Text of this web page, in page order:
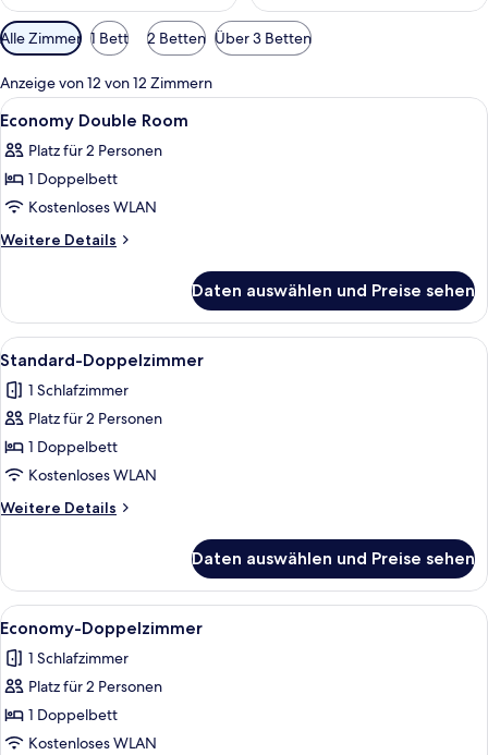
Verfügbare
Filter
für
Zimmer
Alle Zimmer 1 Bett 2 Betten Über 3 Betten
Anzeige von 12 von 12 Zimmern
Alle
Fotos
für
Economy
Double
Room
Ein ordentlich bezogenes Bett mit
1
Economy Double Room
Platz für 2 Personen
1 Doppelbett
Kostenloses WLAN
Weitere Details
Weitere
Double
Room
Daten auswählen und Preise sehen
Alle
Fotos
für
Standard-
Doppelzimmer
anzeigen
Ein Hotelzimmer mit Bett,
5
Standard-Doppelzimmer
1 Schlafzimmer
Platz für 2 Personen
1 Doppelbett
Kostenloses WLAN
Weitere Details
Weitere
Doppelzimmer
Daten auswählen und Preise sehen
Alle
Fotos
für
Economy-
Doppelzimmer
anzeigen
Ein ordentlich bezogenes Bett mit
3
Economy-Doppelzimmer
1 Schlafzimmer
Platz für 2 Personen
1 Doppelbett
Kostenloses WLAN